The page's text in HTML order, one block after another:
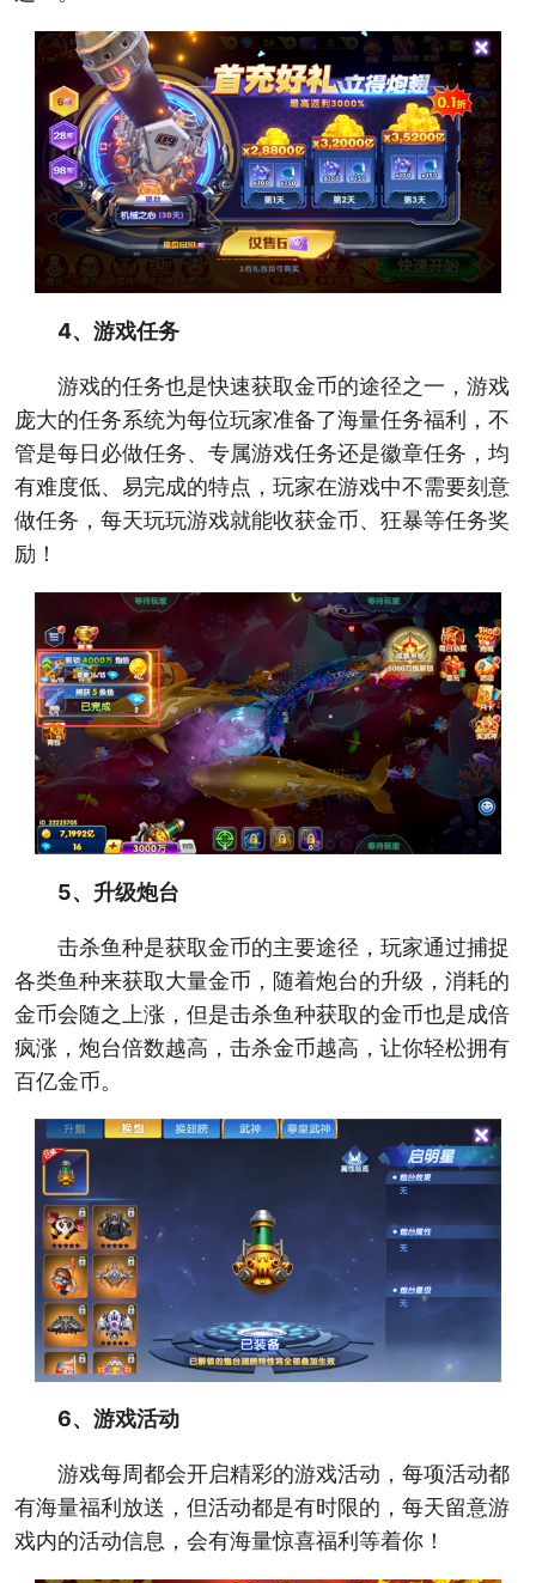
4、游戏任务
游戏的任务也是快速获取金币的途径之一，游戏
庞大的任务系统为每位玩家准备了海量任务福利，不
管是每日必做任务、专属游戏任务还是徽章任务，均
有难度低、易完成的特点，玩家在游戏中不需要刻意
做任务，每天玩玩游戏就能收获金币、狂暴等任务奖
励！
5、升级炮台
击杀鱼种是获取金币的主要途径，玩家通过捕捉
各类鱼种来获取大量金币，随着炮台的升级，消耗的
金币会随之上涨，但是击杀鱼种获取的金币也是成倍
疯涨，炮台倍数越高，击杀金币越高，让你轻松拥有
百亿金币。
6、游戏活动
游戏每周都会开启精彩的游戏活动，每项活动都
有海量福利放送，但活动都是有时限的，每天留意游
戏内的活动信息，会有海量惊喜福利等着你！